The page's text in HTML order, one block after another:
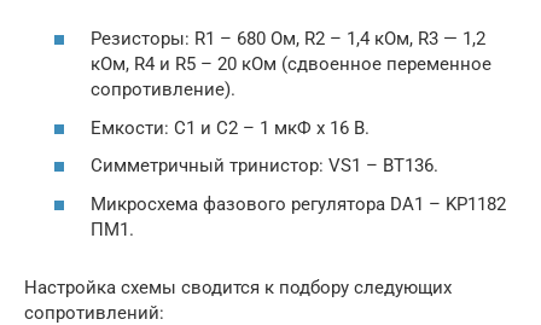
Резисторы: R1 – 680 Ом, R2 – 1,4 кОм, R3 — 1,2
кОм, R4 и R5 – 20 кОм (сдвоенное переменное
сопротивление).
Емкости: С1 и С2 – 1 мкФ х 16 В.
Симметричный тринистор: VS1 – ВТ136.
Микросхема фазового регулятора DA1 – KP1182
ПМ1.
Настройка схемы сводится к подбору следующих
сопротивлений: